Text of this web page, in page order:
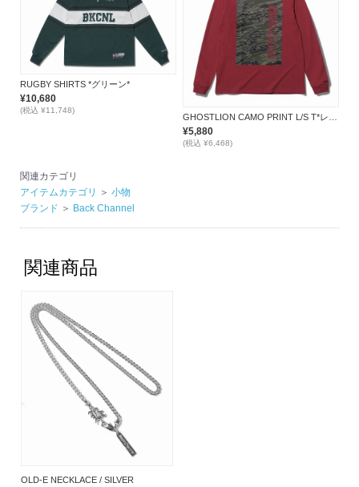
RUGBY SHIRTS *グリーン*
¥10,680
(税込 ¥11,748)
¥5,880
(税込 ¥6,468)
関連カテゴリ
アイテムカテゴリ
＞ 小物
ブランド ＞ Back Channel
関連商品
OLD-E NECKLACE / SILVER